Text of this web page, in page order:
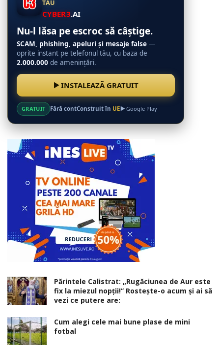
TĂU
CYBER3.AI
Nu-l lăsa pe escroc să câștige.
SCAM, phishing, apeluri și mesaje false —
oprite instant pe telefonul tău, cu baza de
2.000.000 de amenințări.
INSTALEAZĂ GRATUIT
GRATUIT Fără contConstruit în UE Google Play
Părintele Calistrat: „Rugăciunea de Aur este
fix la miezul nopţii!” Rosteşte-o acum şi ai să
vezi ce putere are:
Cum alegi cele mai bune plase de mini
fotbal